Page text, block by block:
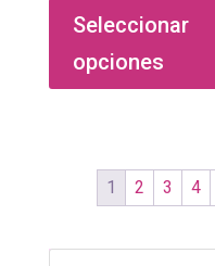
Seleccionar
opciones
1 2 3 4